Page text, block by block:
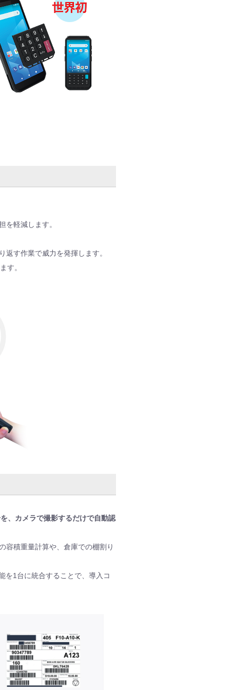
を軽減します。
す作業で威力を発揮します。
す。
、カメラで撮影するだけで自動認
容積重量計算や、倉庫での棚割り
を1台に統合することで、導入コ